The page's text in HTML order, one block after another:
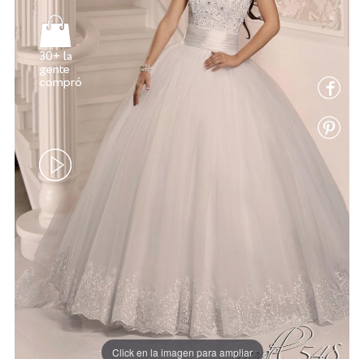
Click en la imagen para ampliar
30+ la
gente